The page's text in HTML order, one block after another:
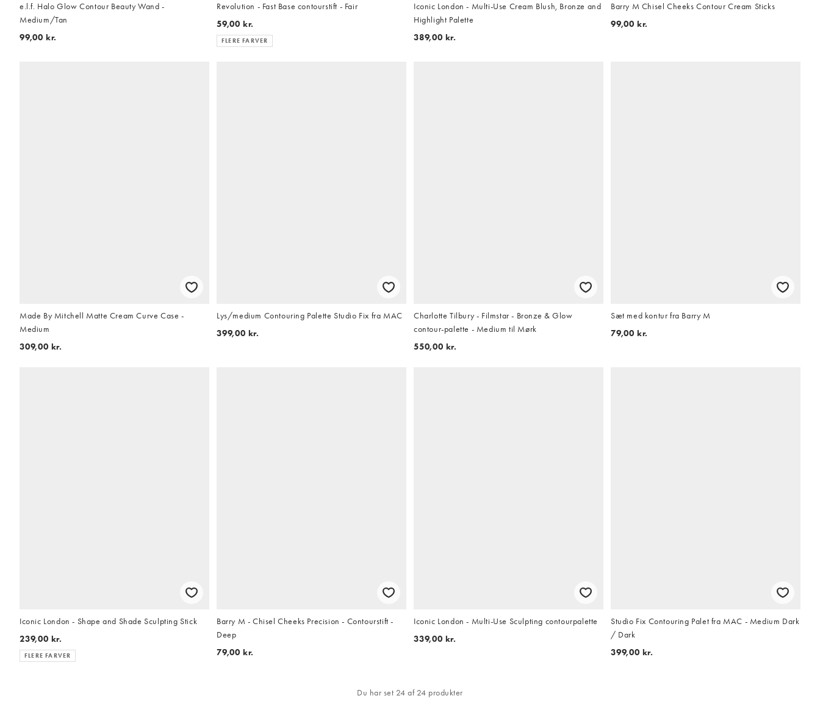
e.l.f. Halo Glow Contour Beauty Wand -
Medium/Tan
99,00 kr.
Revolution - Fast Base contourstift - Fair
59,00 kr.
FLERE FARVER
Iconic London - Multi-Use Cream Blush, Bronze and
Highlight Palette
389,00 kr.
Barry M Chisel Cheeks Contour Cream Sticks
99,00 kr.
Made By Mitchell Matte Cream Curve Case -
Medium
309,00 kr.
Lys/medium Contouring Palette Studio Fix fra MAC
399,00 kr.
Charlotte Tilbury - Filmstar - Bronze & Glow
contour-palette - Medium til Mørk
550,00 kr.
Sæt med kontur fra Barry M
79,00 kr.
Iconic London - Shape and Shade Sculpting Stick
239,00 kr.
FLERE FARVER
Barry M - Chisel Cheeks Precision - Contourstift -
Deep
79,00 kr.
Iconic London - Multi-Use Sculpting contourpalette
339,00 kr.
Studio Fix Contouring Palet fra MAC - Medium Dark
/ Dark
399,00 kr.
Du har set 24 af 24 produkter